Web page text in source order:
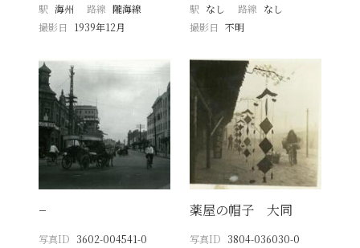
駅 海州 路線 隴海線
撮影日
1939年12月
駅 なし 路線 なし
撮影日 不明
−
写真ID 3602-004541-0
薬屋の帽子 大同
写真ID 3804-036030-0